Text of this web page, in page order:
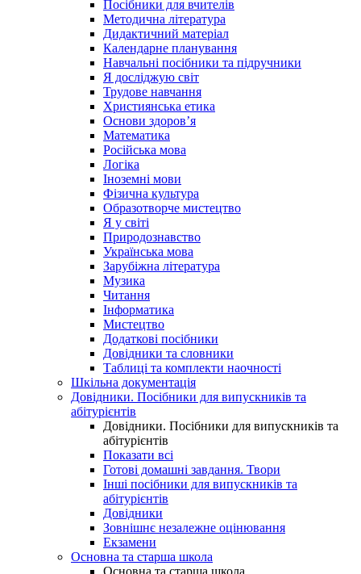
Посібники для вчителів
Методична література
Дидактичний матеріал
Календарне планування
Навчальні посібники та підручники
Я досліджую світ
Трудове навчання
Християнська етика
Основи здоров’я
Математика
Російська мова
Логіка
Іноземні мови
Фізична культура
Образотворче мистецтво
Я у світі
Природознавство
Українська мова
Зарубіжна література
Музика
Читання
Інформатика
Мистецтво
Додаткові посібники
Довідники та словники
Таблиці та комплекти наочності
Шкільна документація
Довідники. Посібники для випускників та
абітурієнтів
Довідники. Посібники для випускників та
абітурієнтів
Показати всі
Готові домашні завдання. Твори
Інші посібники для випускників та
абітурієнтів
Довідники
Зовнішнє незалежне оцінювання
Екзамени
Основна та старша школа
Основна та старша школа